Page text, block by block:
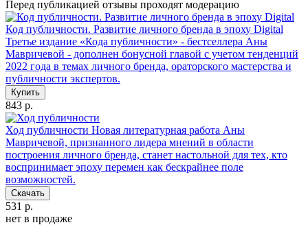
Перед публикацией отзывы проходят модерацию
Код публичности. Развитие личного бренда в эпоху Digital
Третье издание «Кода публичности» - бестселлера Аны
Мавричевой - дополнен бонусной главой с учетом тенденций
2022 года в темах личного бренда, ораторского мастерства и
публичности экспертов.
Купить
843 р.
Ход публичности Новая литературная работа Аны
Мавричевой, признанного лидера мнений в области
построения личного бренда, станет настольной для тех, кто
воспринимает эпоху перемен как бескрайнее поле
возможностей.
Скачать
531 р.
нет в продаже